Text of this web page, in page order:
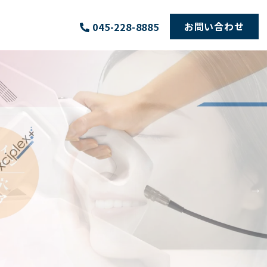
045-228-8885 お問い合わせ